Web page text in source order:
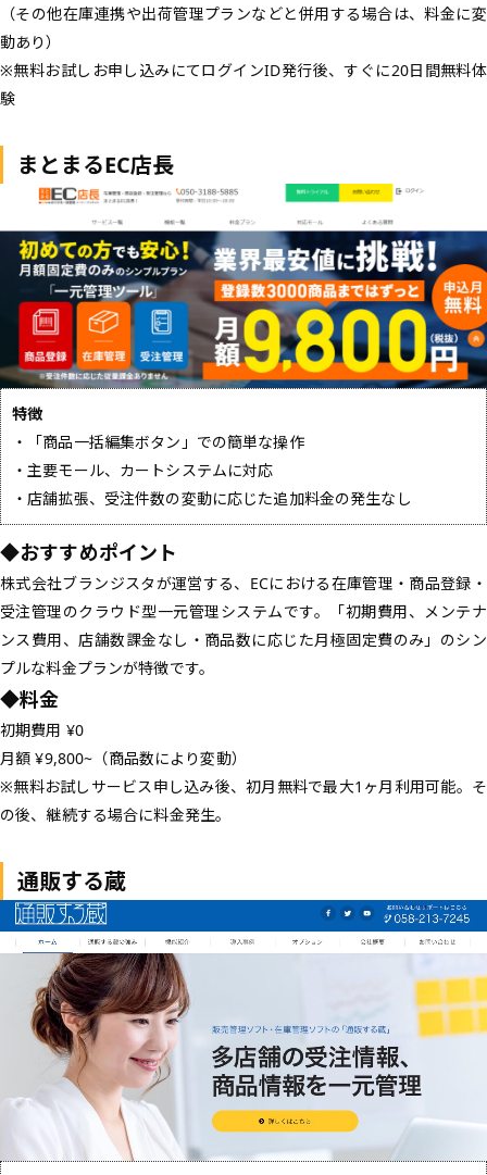
（その他在庫連携や出荷管理プランなどと併用する場合は、料金に変
動あり）
※無料お試しお申し込みにてログインID発行後、すぐに20日間無料体
験
まとまるEC店長
特徴
・「商品一括編集ボタン」での簡単な操作
・主要モール、カートシステムに対応
・店舗拡張、受注件数の変動に応じた追加料金の発生なし
◆おすすめポイント
株式会社ブランジスタが運営する、ECにおける在庫管理・商品登録・
受注管理のクラウド型一元管理システムです。「初期費用、メンテナ
ンス費用、店舗数課金なし・商品数に応じた月極固定費のみ」のシン
プルな料金プランが特徴です。
◆料金
初期費用 ¥0
月額 ¥9,800~（商品数により変動）
※無料お試しサービス申し込み後、初月無料で最大1ヶ月利用可能。そ
の後、継続する場合に料金発生。
通販する蔵